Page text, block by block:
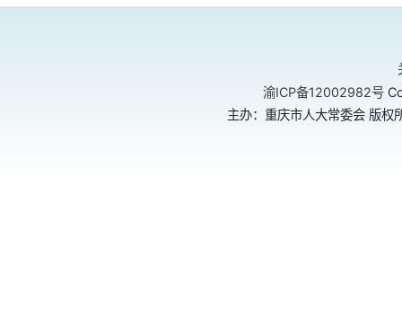
渝ICP备12002982号
主办：重庆市人大常委会 版